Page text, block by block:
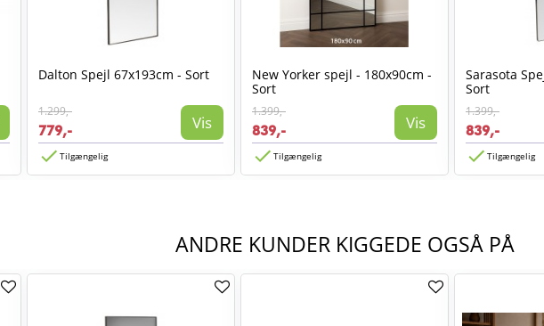
Dalton Spejl 67x193cm - Sort
1.299,-
779,- Vis
Tilgængelig
New Yorker spejl - 180x90cm -
Sort
1.399,-
839,- Vis
Tilgængelig
Sarasota
Sort
1.399,-
839,-
Tilgængelig
ANDRE KUNDER KIGGEDE OGSÅ PÅ